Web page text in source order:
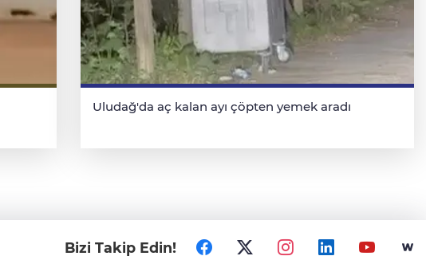
Uludağ'da aç kalan ayı çöpten yemek aradı
Bizi Takip Edin!